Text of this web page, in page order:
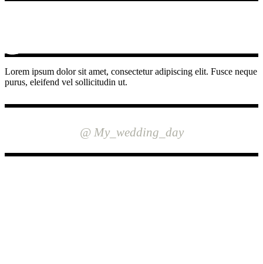
Lorem ipsum dolor sit amet, consectetur adipiscing elit. Fusce neque
purus, eleifend vel sollicitudin ut.
@ My_wedding_day